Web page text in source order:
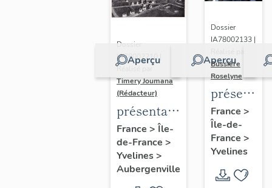
Aperçu
Dossier
IA78002210 |
Réalisé par
Timery Joumana
(Rédacteur)
présentation
de l'étude
d'Elisabethville
France > Île-
de-France >
Yvelines>
Aubergenville
Aperçu
Dossier
IA78002133 |
Bussière
Roselyne
du
diagnostic
et
France >
Île-de-
France >
Yvelines